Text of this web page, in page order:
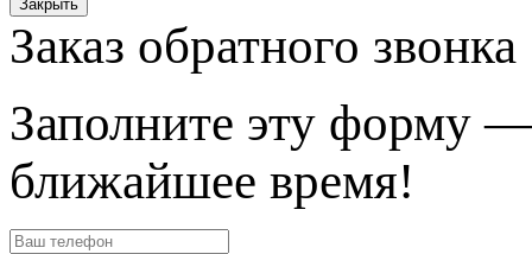
Закрыть
Заказ обратного звонка
Заполните эту форму
ближайшее время!